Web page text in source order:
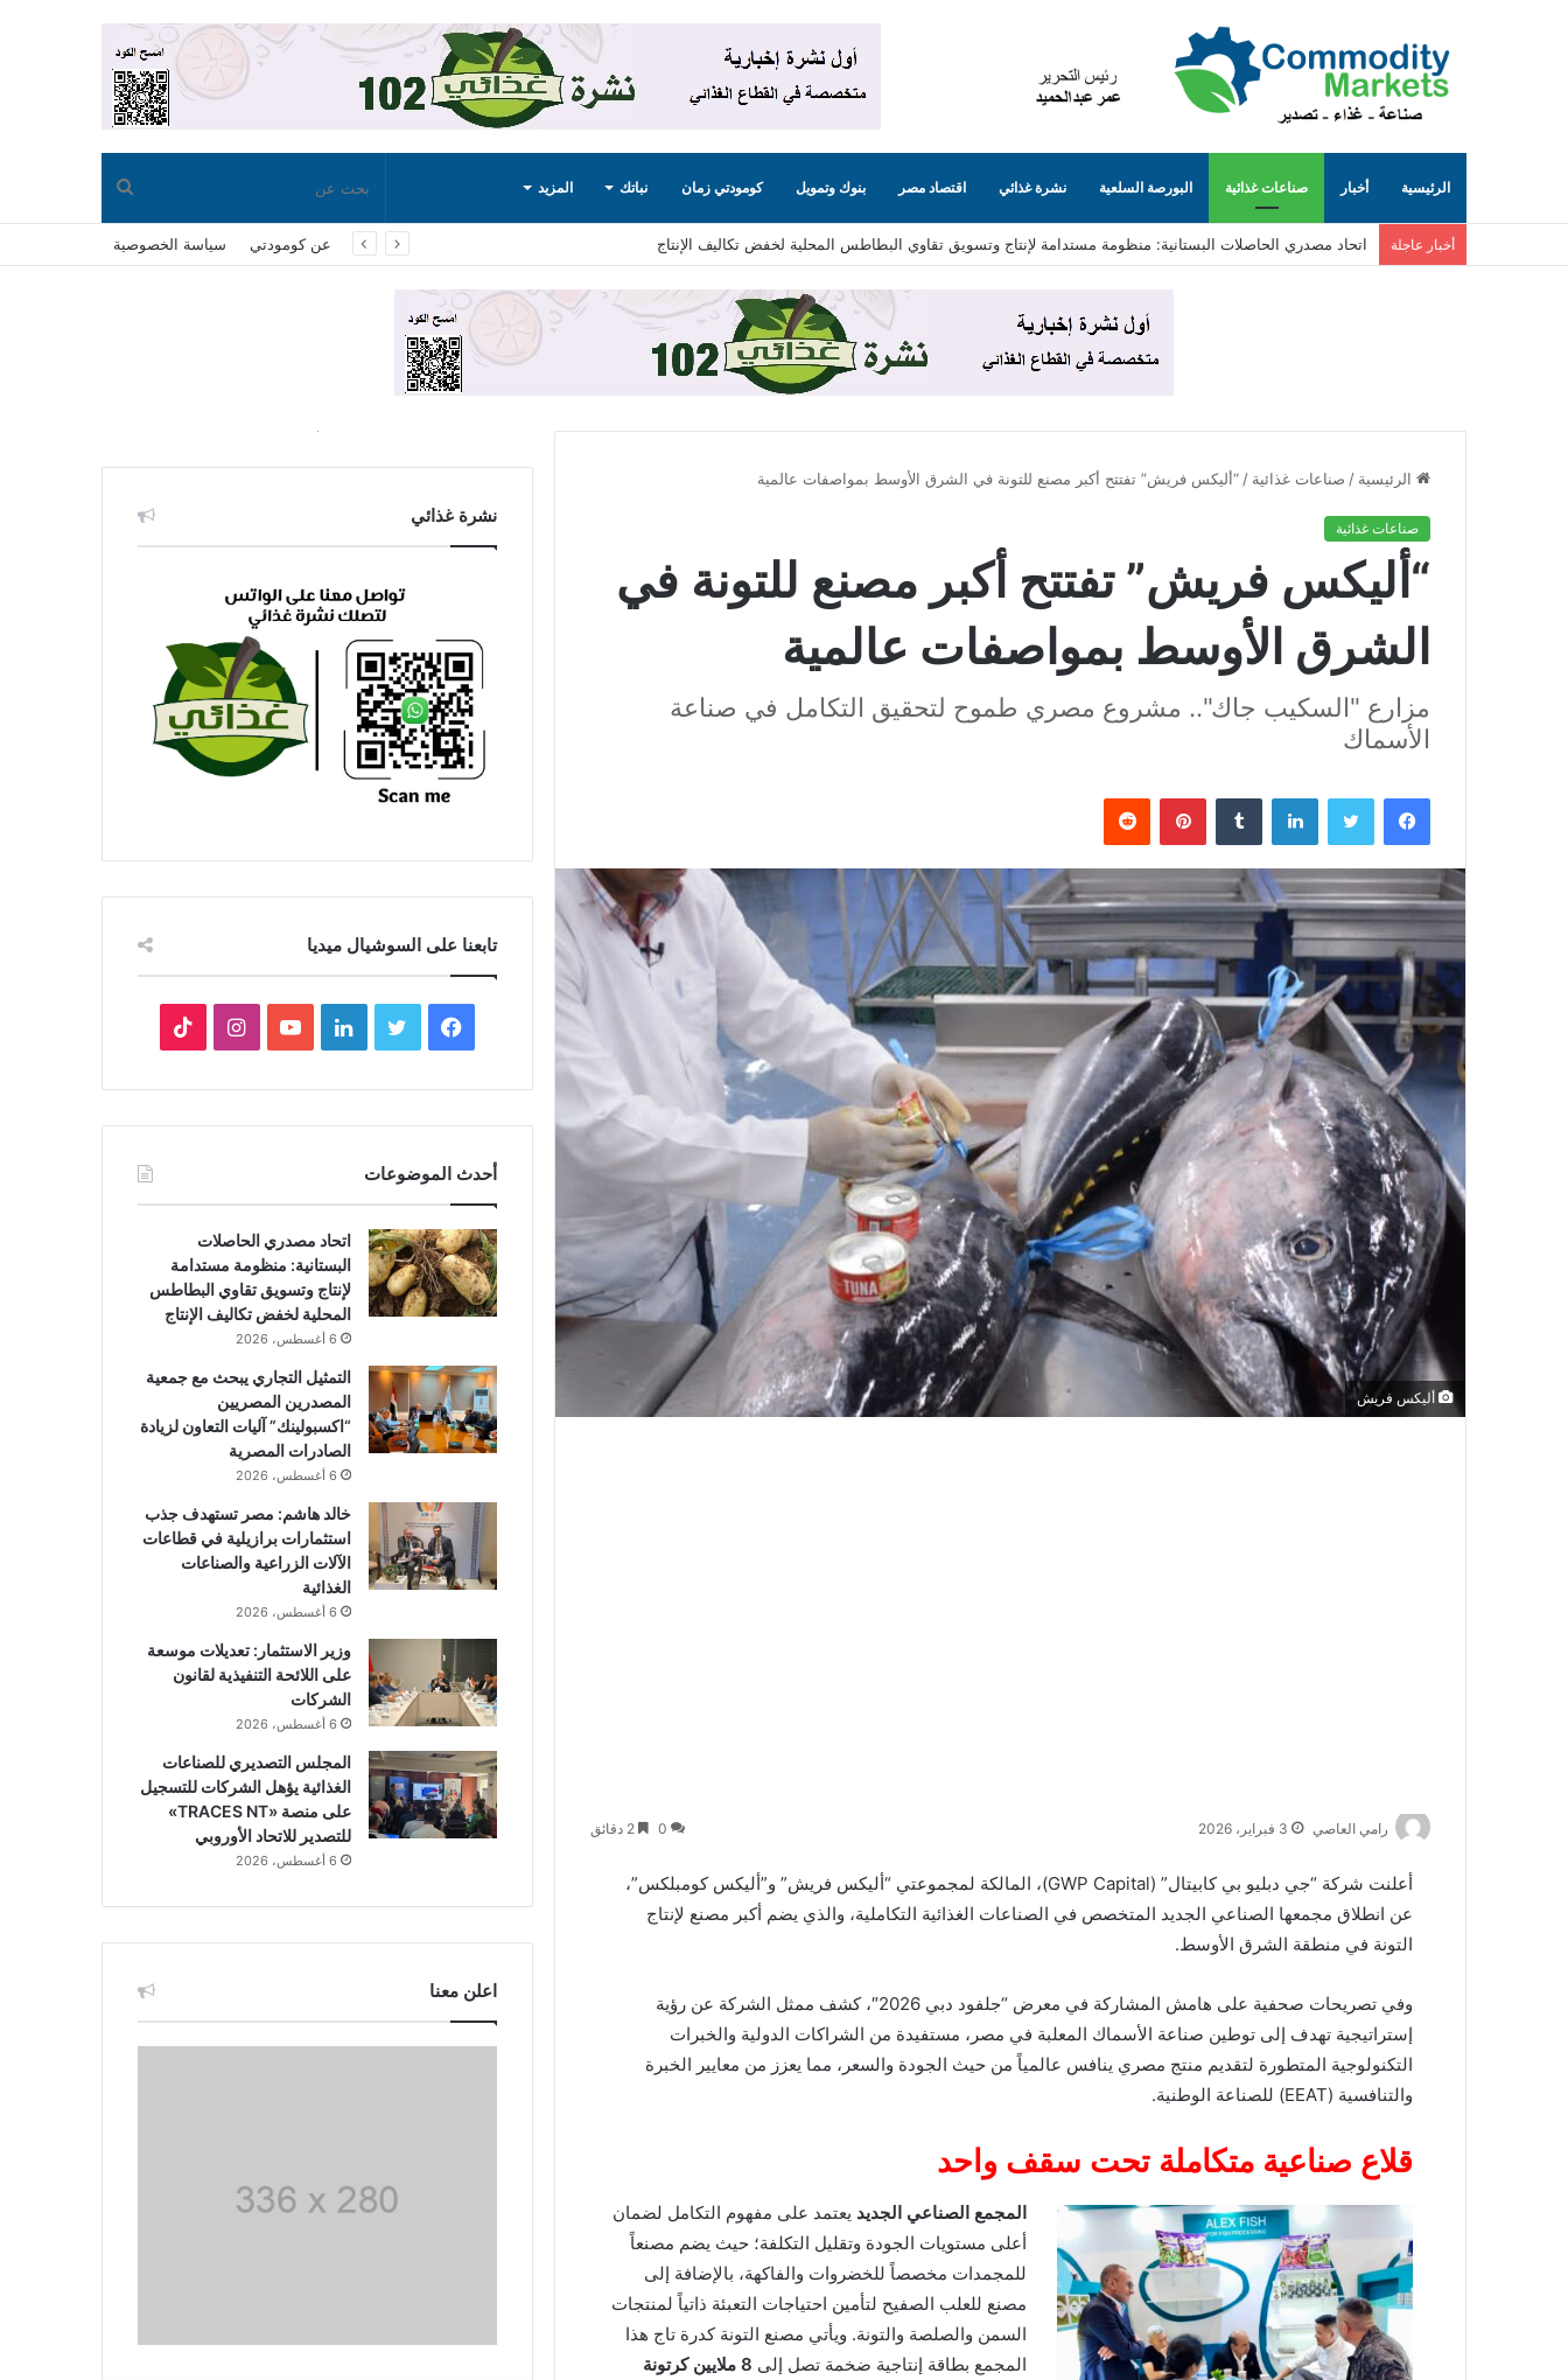
الرئيسية أخبار صناعات غذائية البورصة السلعية نشرة غذائي اقتصاد مصر بنوك وتمويل كومودتي زمان نباتك المزيد بحث
عن
أخبار عاجلة اتحاد مصدري الحاصلات البستانية: منظومة مستدامة لإنتاج وتسويق تقاوي البطاطس المحلية لخفض تكاليف الإنتاج عن كومودتي سياسة الخصوصية
الرئيسية / صناعات غذائية / “أليكس فريش” تفتتح أكبر مصنع للتونة في الشرق الأوسط بمواصفات عالمية
صناعات غذائية
“أليكس فريش” تفتتح أكبر مصنع للتونة في
الشرق الأوسط بمواصفات عالمية
مزارع "السكيب جاك".. مشروع مصري طموح لتحقيق التكامل في صناعة
الأسماك
فيسبوك تويتر لينكدإن بينتيريست
أليكس فريش
رامي العاصي 3 فبراير، 2026 0
أعلنت شركة “جي دبليو بي كابيتال” (GWP Capital)، المالكة لمجموعتي “أليكس فريش” و”أليكس كومبلكس”،
عن انطلاق مجمعها الصناعي الجديد المتخصص في الصناعات الغذائية التكاملية، والذي يضم أكبر مصنع لإنتاج
التونة في منطقة الشرق الأوسط.
وفي تصريحات صحفية على هامش المشاركة في معرض “جلفود دبي 2026″، كشف ممثل الشركة عن رؤية
إستراتيجية تهدف إلى توطين صناعة الأسماك المعلبة في مصر، مستفيدة من الشراكات الدولية والخبرات
التكنولوجية المتطورة لتقديم منتج مصري ينافس عالمياً من حيث الجودة والسعر، مما يعزز من معايير الخبرة
والتنافسية (EEAT) للصناعة الوطنية.
قلاع صناعية متكاملة تحت سقف واحد
المجمع الصناعي الجديد يعتمد على مفهوم التكامل لضمان
أعلى مستويات الجودة وتقليل التكلفة؛ حيث يضم مصنعاً
للمجمدات مخصصاً للخضروات والفاكهة، بالإضافة إلى
مصنع للعلب الصفيح لتأمين احتياجات التعبئة ذاتياً لمنتجات
السمن والصلصة والتونة. ويأتي مصنع التونة كدرة تاج هذا
المجمع بطاقة إنتاجية ضخمة تصل إلى
8 ملايين كرتونة
نشرة غذائي
تابعنا على السوشيال ميديا
فيسبوكتويتر لينكدإنيوتيوبانستقرام
أحدث الموضوعات
اتحاد مصدري الحاصلات
البستانية: منظومة مستدامة
لإنتاج وتسويق تقاوي البطاطس
المحلية لخفض تكاليف الإنتاج
6 أغسطس، 2026
التمثيل التجاري يبحث مع جمعية
المصدرين المصريين
“اكسبولينك” آليات التعاون لزيادة
الصادرات المصرية
6 أغسطس، 2026
خالد هاشم: مصر تستهدف جذب
استثمارات برازيلية في قطاعات
الآلات الزراعية والصناعات
الغذائية
6 أغسطس، 2026
وزير الاستثمار: تعديلات موسعة
على اللائحة التنفيذية لقانون
الشركات
6 أغسطس، 2026
المجلس التصديري للصناعات
الغذائية يؤهل الشركات للتسجيل
على منصة «TRACES NT»
للتصدير للاتحاد الأوروبي
6 أغسطس، 2026
اعلن معنا